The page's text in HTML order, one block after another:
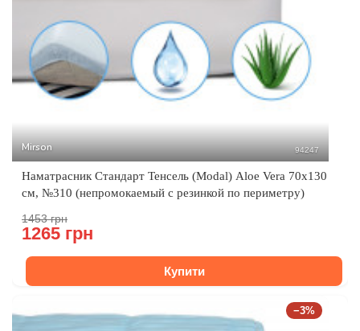
Mirson 94247
Наматрасник Стандарт Тенсель (Modal) Aloe Vera 70x130
см, №310 (непромокаемый с резинкой по периметру)
1453 грн
1265 грн
Купити
−3%